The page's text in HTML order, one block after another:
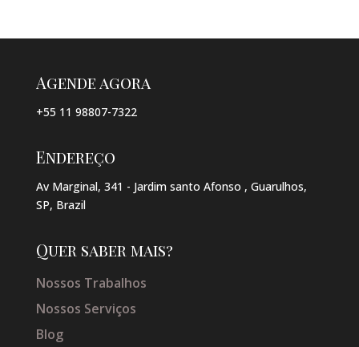
Agende agora
+55 11 98807-7322
Endereço
Av Marginal, 341 - Jardim santo Afonso , Guarulhos,
SP, Brazil
Quer saber mais?
Nossos Trabalhos
Nossos Serviços
Blog